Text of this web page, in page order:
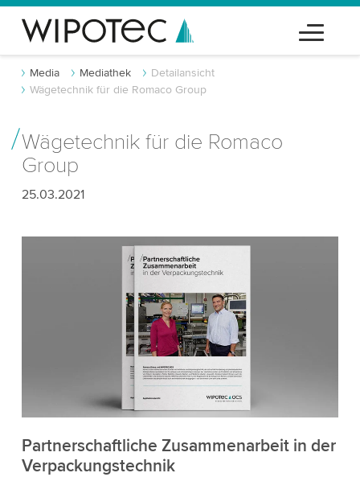
Media Mediathek
Detailansicht
Wägetechnik für die Romaco Group
Wägetechnik für die Romaco
Group
25.03.2021
Partnerschaftliche Zusammenarbeit in der
Verpackungstechnik